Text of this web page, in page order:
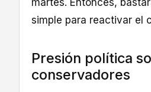
martes. Entonces,
simple para reactivar el
Presión política
conservadores